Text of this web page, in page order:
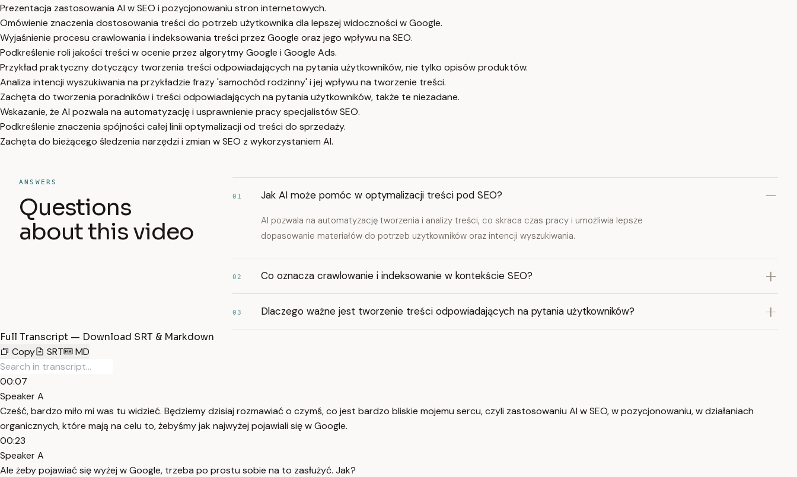
Prezentacja zastosowania AI w SEO i pozycjonowaniu stron internetowych.
Omówienie znaczenia dostosowania treści do potrzeb użytkownika dla lepszej widoczności w Google.
Wyjaśnienie procesu crawlowania i indeksowania treści przez Google oraz jego wpływu na SEO.
Podkreślenie roli jakości treści w ocenie przez algorytmy Google i Google Ads.
Przykład praktyczny dotyczący tworzenia treści odpowiadających na pytania użytkowników, nie tylko opisów produktów.
Analiza intencji wyszukiwania na przykładzie frazy 'samochód rodzinny' i jej wpływu na tworzenie treści.
Zachęta do tworzenia poradników i treści odpowiadających na pytania użytkowników, także te niezadane.
Wskazanie, że AI pozwala na automatyzację i usprawnienie pracy specjalistów SEO.
Podkreślenie znaczenia spójności całej linii optymalizacji od treści do sprzedaży.
Zachęta do bieżącego śledzenia narzędzi i zmian w SEO z wykorzystaniem AI.
ANSWERS
Questions
about this video
01 Jak AI może pomóc w optymalizacji treści pod SEO?
AI pozwala na automatyzację tworzenia i analizy treści, co skraca czas pracy i umożliwia lepsze
dopasowanie materiałów do potrzeb użytkowników oraz intencji wyszukiwania.
02 Co oznacza crawlowanie i indeksowanie w kontekście SEO?
03 Dlaczego ważne jest tworzenie treści odpowiadających na pytania użytkowników?
Full Transcript — Download SRT & Markdown
Copy
SRT MD
00:07
Speaker A
Cześć, bardzo miło mi was tu widzieć. Będziemy dzisiaj rozmawiać o czymś, co jest bardzo bliskie mojemu sercu, czyli zastosowaniu AI w SEO, w pozycjonowaniu, w działaniach
organicznych, które mają na celu to, żebyśmy jak najwyżej pojawiali się w Google.
00:23
Speaker A
Ale żeby pojawiać się wyżej w Google, trzeba po prostu sobie na to zasłużyć. Jak?